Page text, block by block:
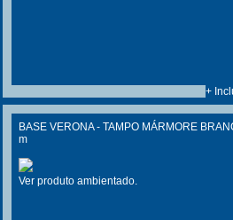
+
BASE VERONA - TAMPO MÁRMORE
m
Ver produto ambientado.